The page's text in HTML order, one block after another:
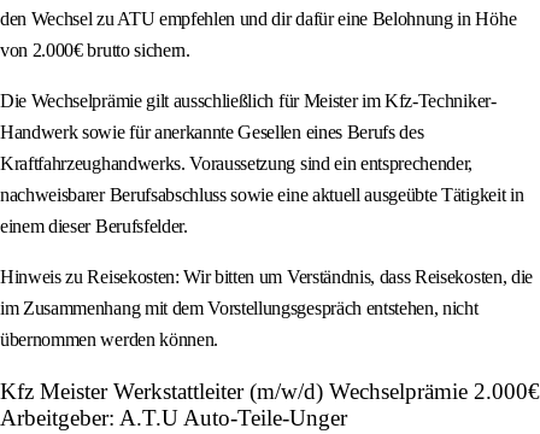
den Wechsel zu ATU empfehlen und dir dafür eine Belohnung in Höhe
von 2.000€ brutto sichern.
Die Wechselprämie gilt ausschließlich für Meister im Kfz-Techniker-
Handwerk sowie für anerkannte Gesellen eines Berufs des
Kraftfahrzeughandwerks. Voraussetzung sind ein entsprechender,
nachweisbarer Berufsabschluss sowie eine aktuell ausgeübte Tätigkeit in
einem dieser Berufsfelder.
Hinweis zu Reisekosten: Wir bitten um Verständnis, dass Reisekosten, die
im Zusammenhang mit dem Vorstellungsgespräch entstehen, nicht
übernommen werden können.
Kfz Meister Werkstattleiter (m/w/d) Wechselprämie 2.000€
Arbeitgeber: A.T.U Auto-Teile-Unger